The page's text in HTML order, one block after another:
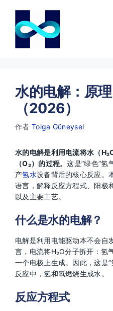
水的电解：原
（2026）
作者 Tolga Güneysel
水的电解是利用电流将水（
（O₂）的过程。这是”绿色”氢
产氢水设备背后的核心反应。
语言，解释反应方程式、阳极
以及主要工艺。
什么是水的电解？
电解是利用电能驱动本不会自
言，电流将H₂O分子拆开：氢
一个电极上生成。因此，这
反应中，氢和氧燃烧生成水。
反应方程式